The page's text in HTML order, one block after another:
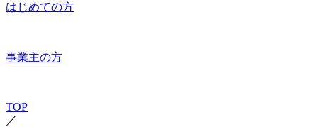
はじめての方
事業主の方
TOP
／